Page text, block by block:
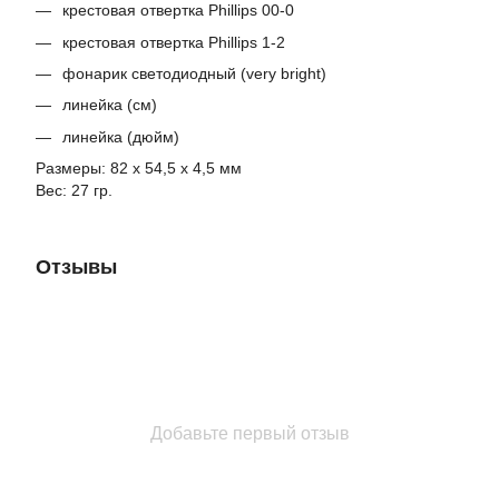
крестовая отвертка Phillips 00-0
крестовая отвертка Phillips 1-2
фонарик светодиодный (very bright)
линейка (см)
линейка (дюйм)
Размеры: 82 х 54,5 х 4,5 мм
Вес: 27 гр.
Отзывы
Добавьте первый отзыв